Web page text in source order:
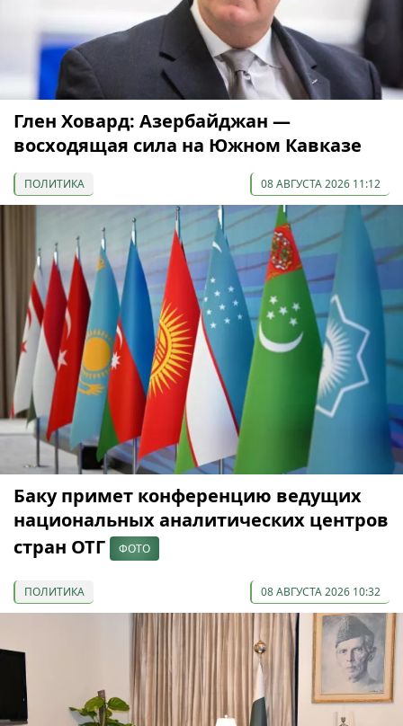
Глен Ховард: Азербайджан —
восходящая сила на Южном Кавказе
ПОЛИТИКА 08 АВГУСТА 2026 11:12
Баку примет конференцию ведущих
национальных аналитических центров
стран ОТГ
ФОТО
ПОЛИТИКА 08 АВГУСТА 2026 10:32